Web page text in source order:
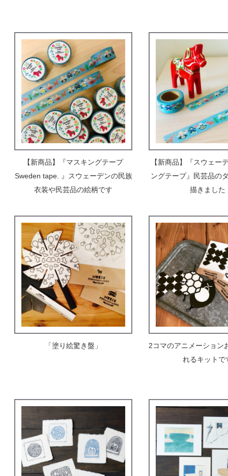
【新商品】『マスキングテープ
Sweden tape. 』スウェーデンの民族
衣装や民芸品の絵柄です
【新商品】『スウェー
ングテープ』民芸品の
描きました
「塗り絵驚き盤」
2コマのアニメーション
れるキットで